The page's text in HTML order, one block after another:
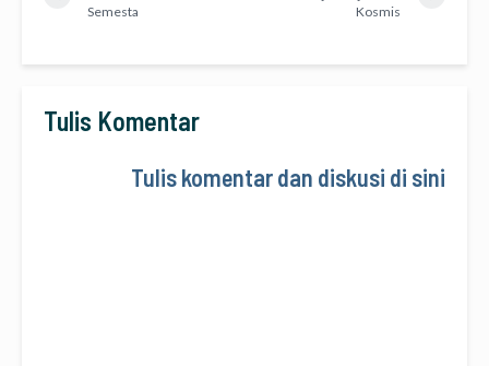
Semesta
Kosmis
Tulis Komentar
Tulis komentar dan diskusi di sini